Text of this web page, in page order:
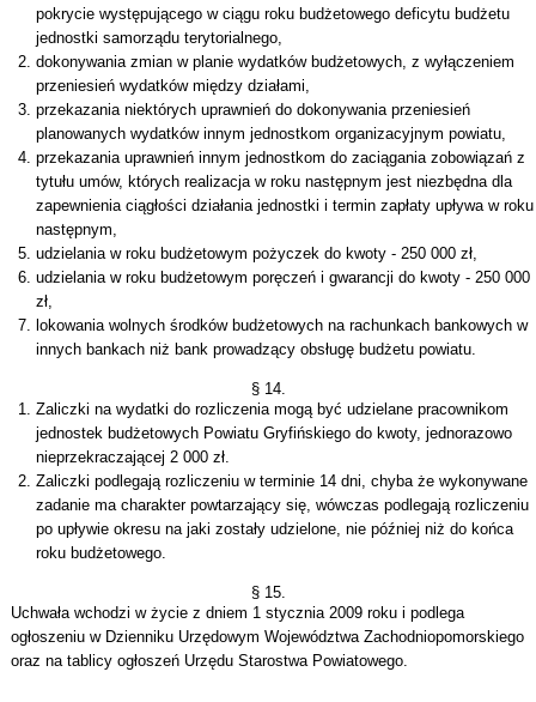
pokrycie występującego w ciągu roku budżetowego deficytu budżetu
jednostki samorządu terytorialnego,
dokonywania zmian w planie wydatków budżetowych, z wyłączeniem
przeniesień wydatków między działami,
przekazania niektórych uprawnień do dokonywania przeniesień
planowanych wydatków innym jednostkom organizacyjnym powiatu,
przekazania uprawnień innym jednostkom do zaciągania zobowiązań z
tytułu umów, których realizacja w roku następnym jest niezbędna dla
zapewnienia ciągłości działania jednostki i termin zapłaty upływa w roku
następnym,
udzielania w roku budżetowym pożyczek do kwoty - 250 000 zł,
udzielania w roku budżetowym poręczeń i gwarancji do kwoty - 250 000
zł,
lokowania wolnych środków budżetowych na rachunkach bankowych w
innych bankach niż bank prowadzący obsługę budżetu powiatu.
§ 14.
Zaliczki na wydatki do rozliczenia mogą być udzielane pracownikom
jednostek budżetowych Powiatu Gryfińskiego do kwoty, jednorazowo
nieprzekraczającej 2 000 zł.
Zaliczki podlegają rozliczeniu w terminie 14 dni, chyba że wykonywane
zadanie ma charakter powtarzający się, wówczas podlegają rozliczeniu
po upływie okresu na jaki zostały udzielone, nie później niż do końca
roku budżetowego.
§ 15.
Uchwała wchodzi w życie z dniem 1 stycznia 2009 roku i podlega
ogłoszeniu w Dzienniku Urzędowym Województwa Zachodniopomorskiego
oraz na tablicy ogłoszeń Urzędu Starostwa Powiatowego.